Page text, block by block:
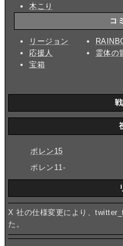
木こり
コ
リージョン
応援人
宝箱
霊体の
ポレン15
ポレン11-
X 社の仕様変更により、
た。